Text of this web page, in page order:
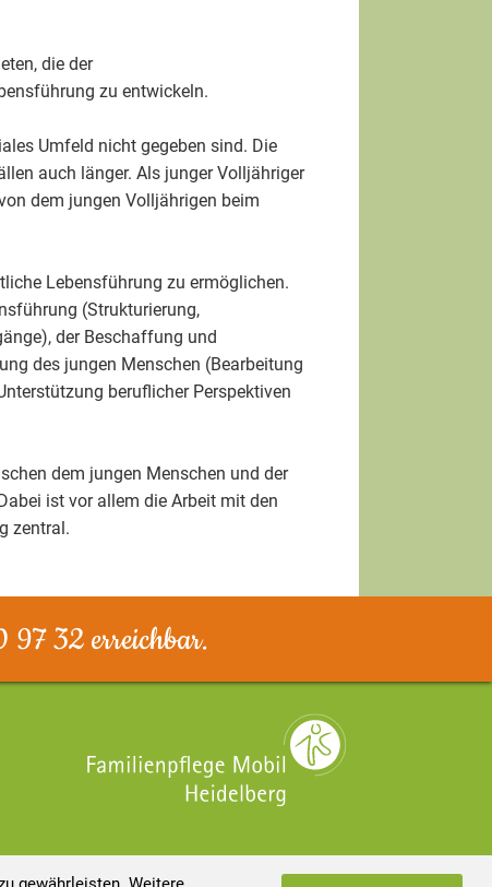
die der
zu entwickeln.
Umfeld nicht gegeben sind. Die
auch länger. Als junger Volljähriger
dem jungen Volljährigen beim
Lebensführung zu ermöglichen.
(Strukturierung,
der Beschaffung und
des jungen Menschen (Bearbeitung
beruflicher Perspektiven
dem jungen Menschen und der
ist vor allem die Arbeit mit den
zentral.
97 32 erreichbar.
©2026 by Familienpflege Mobil Heidelberg